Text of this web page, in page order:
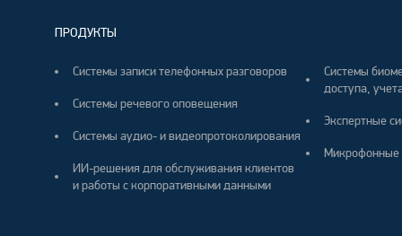
ПРОДУКТЫ
Системы записи телефонных разговоров
Системы речевого оповещения
Системы аудио- и видеопротоколирования
ИИ-решения для обслуживания клиентов
и работы с корпоративными данными
Системы
доступа,
Экспертные
Микрофонные